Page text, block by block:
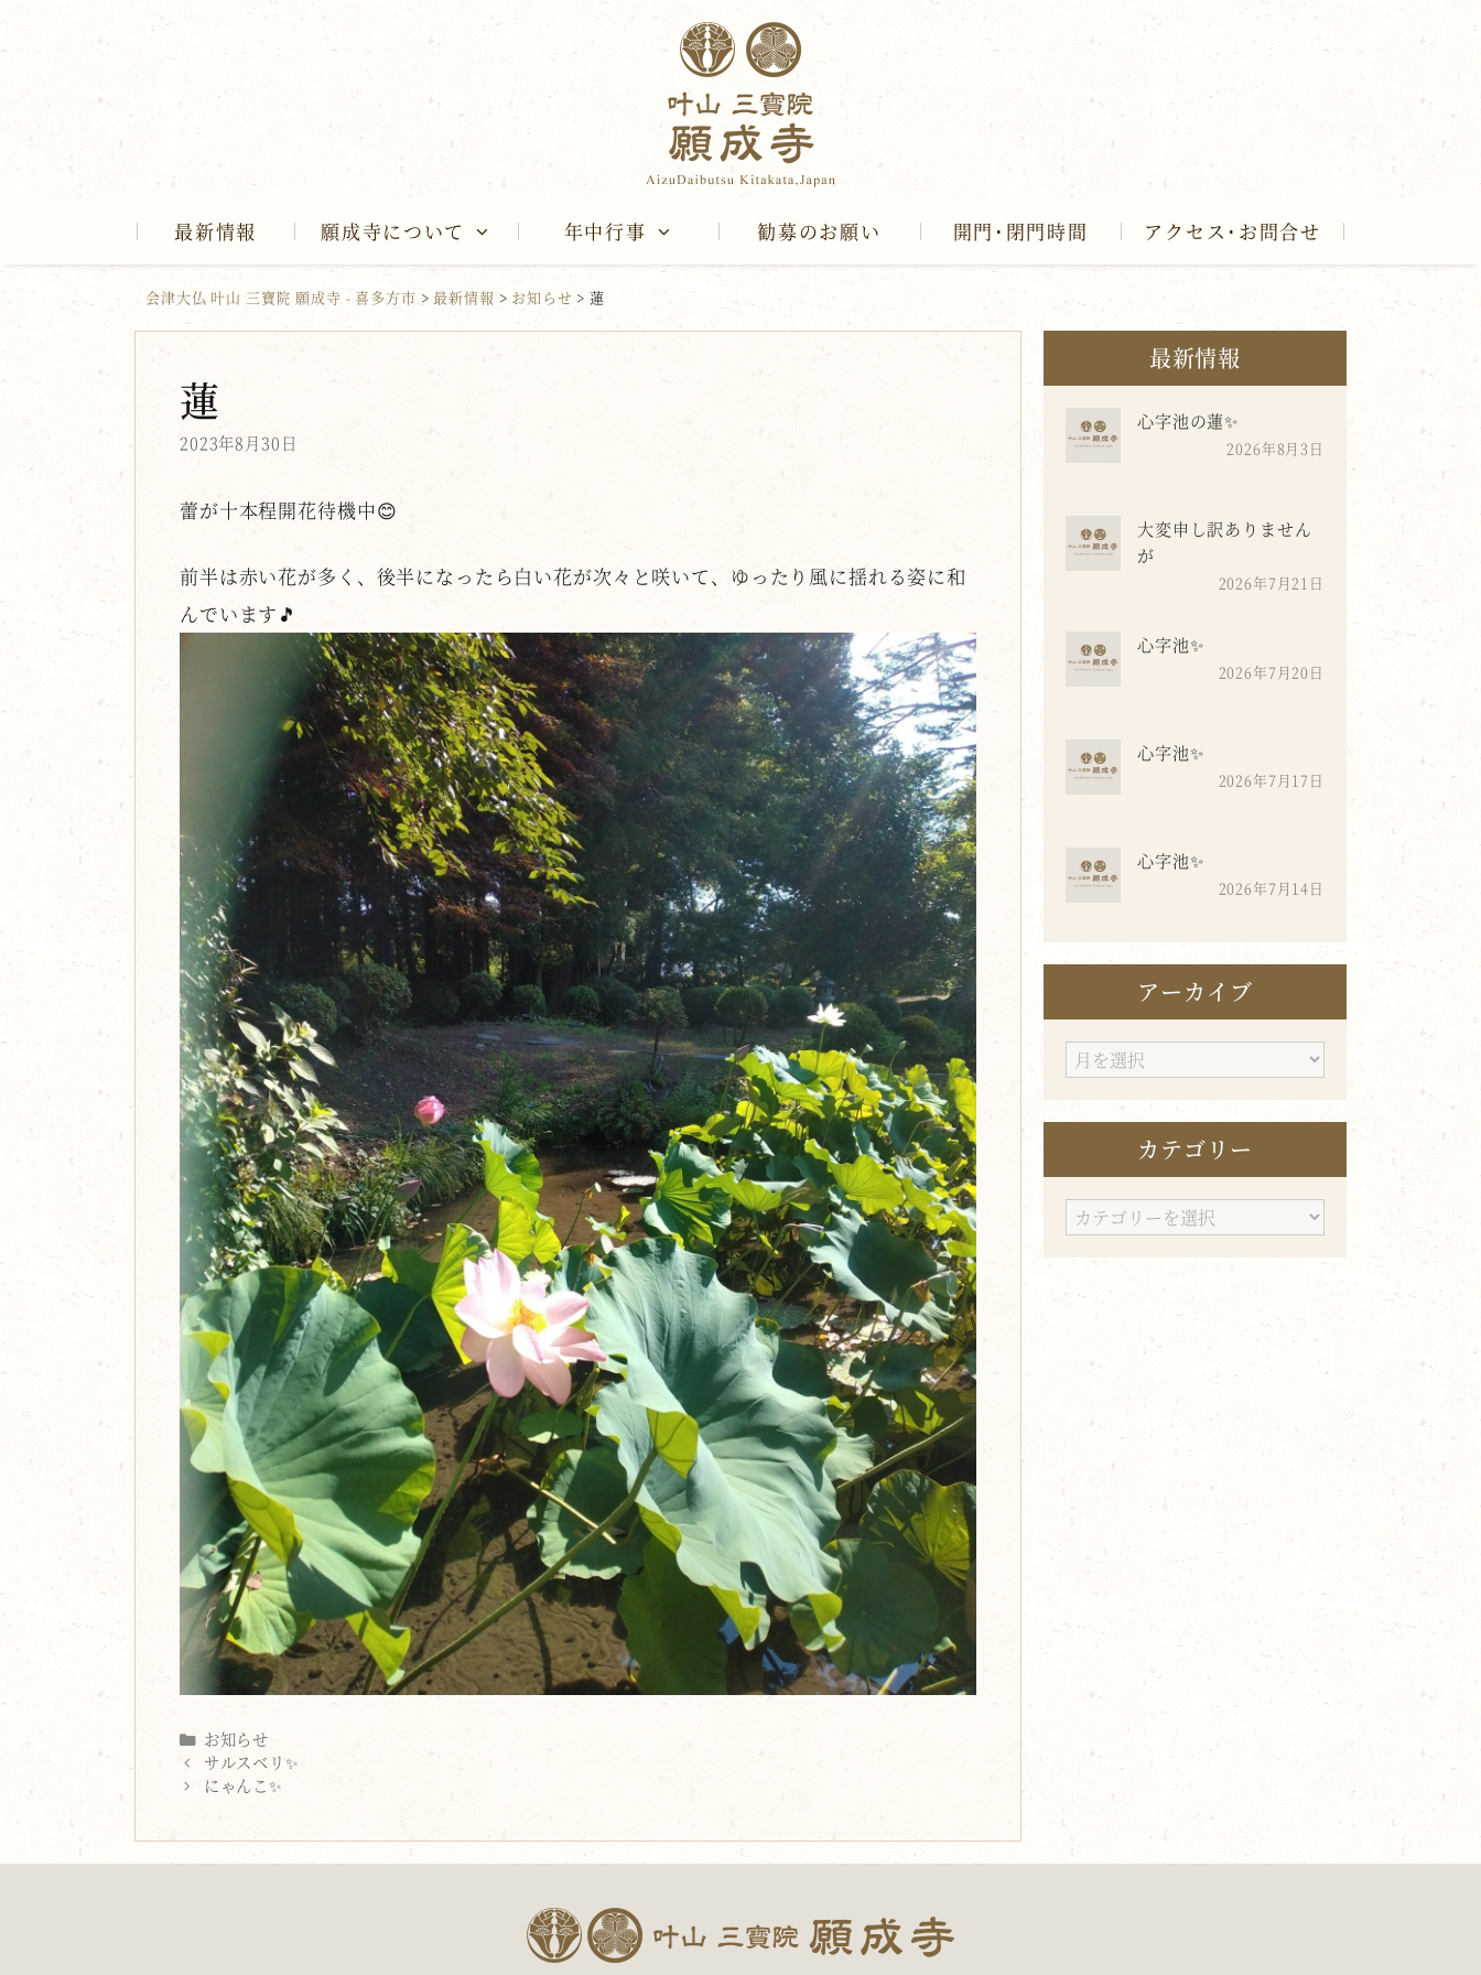
to
content
最新情報 願成寺について 年中行事 勧募のお願い 開門･閉門時間 アクセス･お問合せ
会津大仏 叶山 三寶院 願成寺 - 喜多方市 >最新情報 > お知らせ >蓮
蓮
2023年8月30日
蕾が十本程開花待機中😊
前半は赤い花が多く、後半になったら白い花が次々と咲いて、ゆったり風に揺れる姿に和
んでいます🎵
Categories
お知らせ
サルスベリ✨
にゃんこ✨
最新情報
心字池の蓮✨
2026年8月3日
大変申し訳ありません
が
2026年7月21日
心字池✨
2026年7月20日
心字池✨
2026年7月17日
心字池✨
2026年7月14日
アーカイブ
ア
カ
ブ
カテゴリー
カ
ゴ